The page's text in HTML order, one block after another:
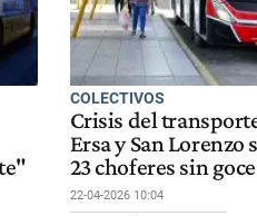
COLECTIVOS
Crisis del
Ersa y San
23 choferes sin
22-04-2026 10:04